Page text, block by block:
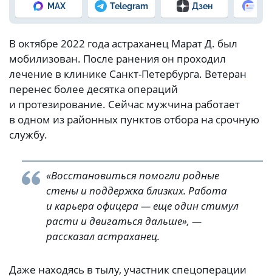
MAX Telegram Дзен
В октябре 2022 года астраханец Марат Д. был
мобилизован. После ранения он проходил
лечение в клинике Санкт-Петербурга. Ветеран
перенес более десятка операций
и протезирование. Сейчас мужчина работает
в одном из районных пунктов отбора на срочную
службу.
«Восстановиться помогли родные
стены и поддержка близких. Работа
и карьера офицера — еще один стимул
расти и двигаться дальше», —
рассказал астраханец.
Даже находясь в тылу, участник спецоперации